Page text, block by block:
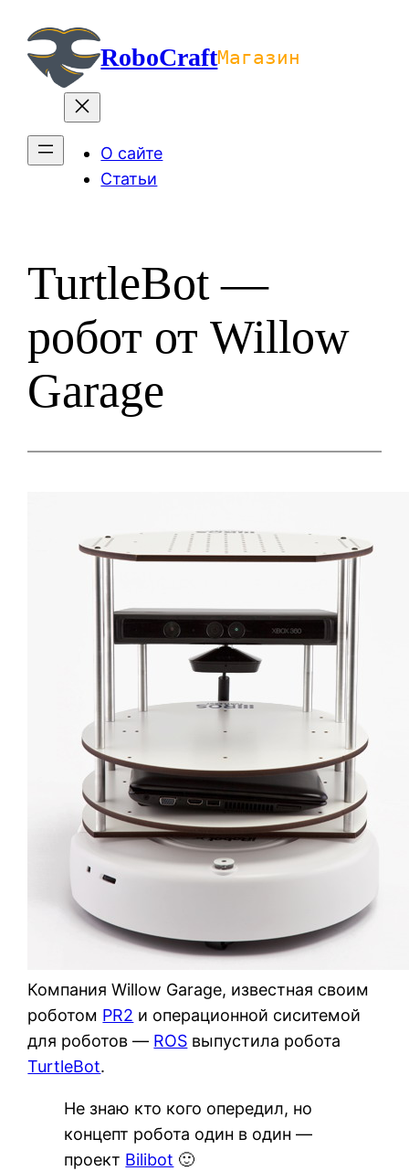
содержимомуRoboCraftМагазин
О сайте
Статьи
TurtleBot —
робот от Willow
Garage
Компания Willow Garage, известная своим
роботом PR2 и операционной сиситемой
для роботов — ROS выпустила робота
TurtleBot.
Не знаю кто кого опередил, но
концепт робота один в один —
проект Bilibot 🙂